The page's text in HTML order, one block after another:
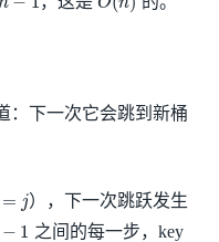
：下一次它会跳到新桶
），下一次跳跃发生
之间的每一步，key